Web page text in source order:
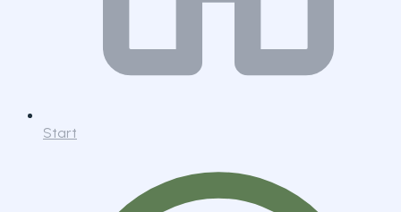
Start